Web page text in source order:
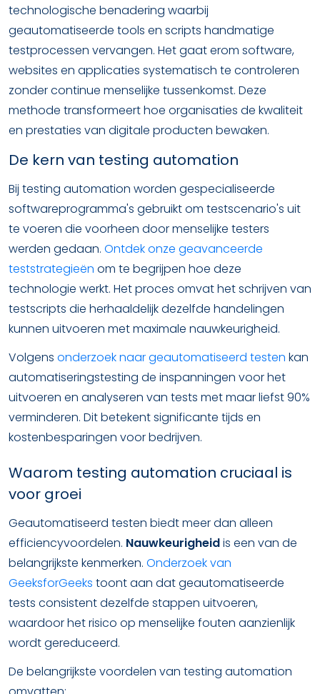
technologische benadering waarbij
geautomatiseerde tools en scripts handmatige
testprocessen vervangen. Het gaat erom software,
websites en applicaties systematisch te controleren
zonder continue menselijke tussenkomst. Deze
methode transformeert hoe organisaties de kwaliteit
en prestaties van digitale producten bewaken.
De kern van testing automation
Bij testing automation worden gespecialiseerde
softwareprogramma's gebruikt om testscenario's uit
te voeren die voorheen door menselijke testers
werden gedaan. Ontdek onze geavanceerde
teststrategieën om te begrijpen hoe deze
technologie werkt. Het proces omvat het schrijven van
testscripts die herhaaldelijk dezelfde handelingen
kunnen uitvoeren met maximale nauwkeurigheid.
Volgens onderzoek naar geautomatiseerd testen kan
automatiseringstesting de inspanningen voor het
uitvoeren en analyseren van tests met maar liefst 90%
verminderen. Dit betekent significante tijds en
kostenbesparingen voor bedrijven.
Waarom testing automation cruciaal is
voor groei
Geautomatiseerd testen biedt meer dan alleen
efficiencyvoordelen. Nauwkeurigheidis een van de
belangrijkste kenmerken. Onderzoek van
GeeksforGeeks toont aan dat geautomatiseerde
tests consistent dezelfde stappen uitvoeren,
waardoor het risico op menselijke fouten aanzienlijk
wordt gereduceerd.
De belangrijkste voordelen van testing automation